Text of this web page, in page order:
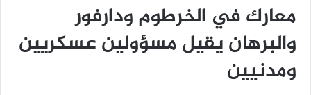
معارك في الخرطوم ودارفور
والبرهان يقيل مسؤولين عسكريين
ومدنيين